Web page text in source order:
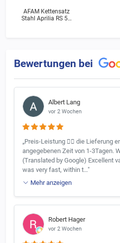
AFAM Kettensatz
Stahl Aprilia RS 50
Bewertungen bei
Albert Lang
vor 2 Wochen
„Preis-Leistung 👍🏻 die Lieferung
angegebenen Zeit von 1-3Tagen.
(Translated by Google) Excellent
was very fast, within t…"
Mehr anzeigen
Robert Hager
vor 2 Wochen